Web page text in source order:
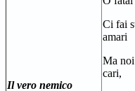
Il vero nemico
Ci fai
amari
Ma
cari,